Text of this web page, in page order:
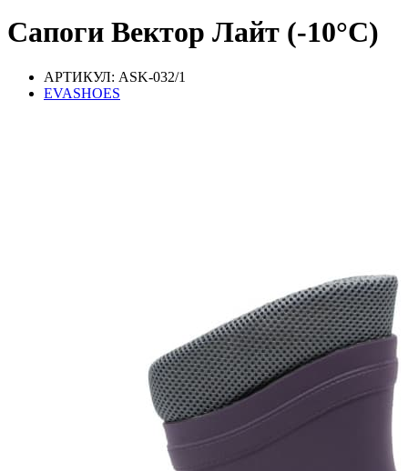
Сапоги Вектор Лайт (-10°С)
АРТИКУЛ: ASK-032/1
EVASHOES